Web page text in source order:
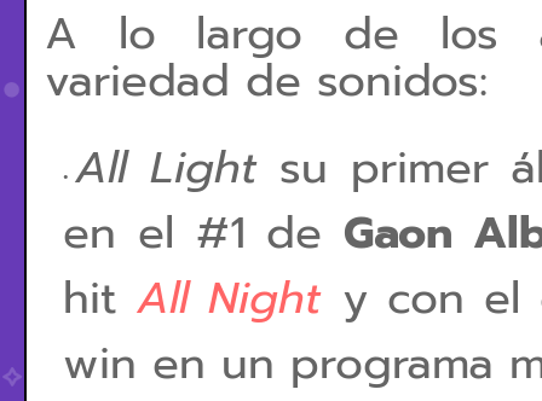
A lo largo de los
variedad de sonidos:
All Light su primer
en el #1 de Gaon
hitAll Night y con el
win en un programa